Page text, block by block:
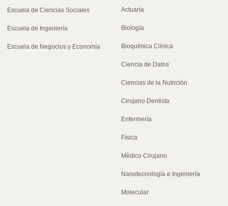
Escuela de Ciencias Sociales
Escuela de Ingeniería
Escuela de Negocios y Economía
Actuaría
Biología
Bioquímica Clínica
Ciencia de Datos
Ciencias de la Nutrición
Cirujano Dentista
Enfermería
Física
Médico Cirujano
Nanotecnología e Ingeniería
Molecular